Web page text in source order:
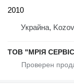
2010
Украйна,
ТОВ "МРІЯ